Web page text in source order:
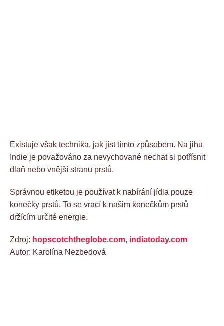
Existuje však technika, jak jíst tímto způsobem. Na jihu
Indie je považováno za nevychované nechat si potřísnit
dlaň nebo vnější stranu prstů.
Správnou etiketou je používat k nabírání jídla pouze
konečky prstů. To se vrací k našim konečkům prstů
držícím určité energie.
Zdroj: hopscotchtheglobe.com, indiatoday.com
Autor: Karolína Nezbedová